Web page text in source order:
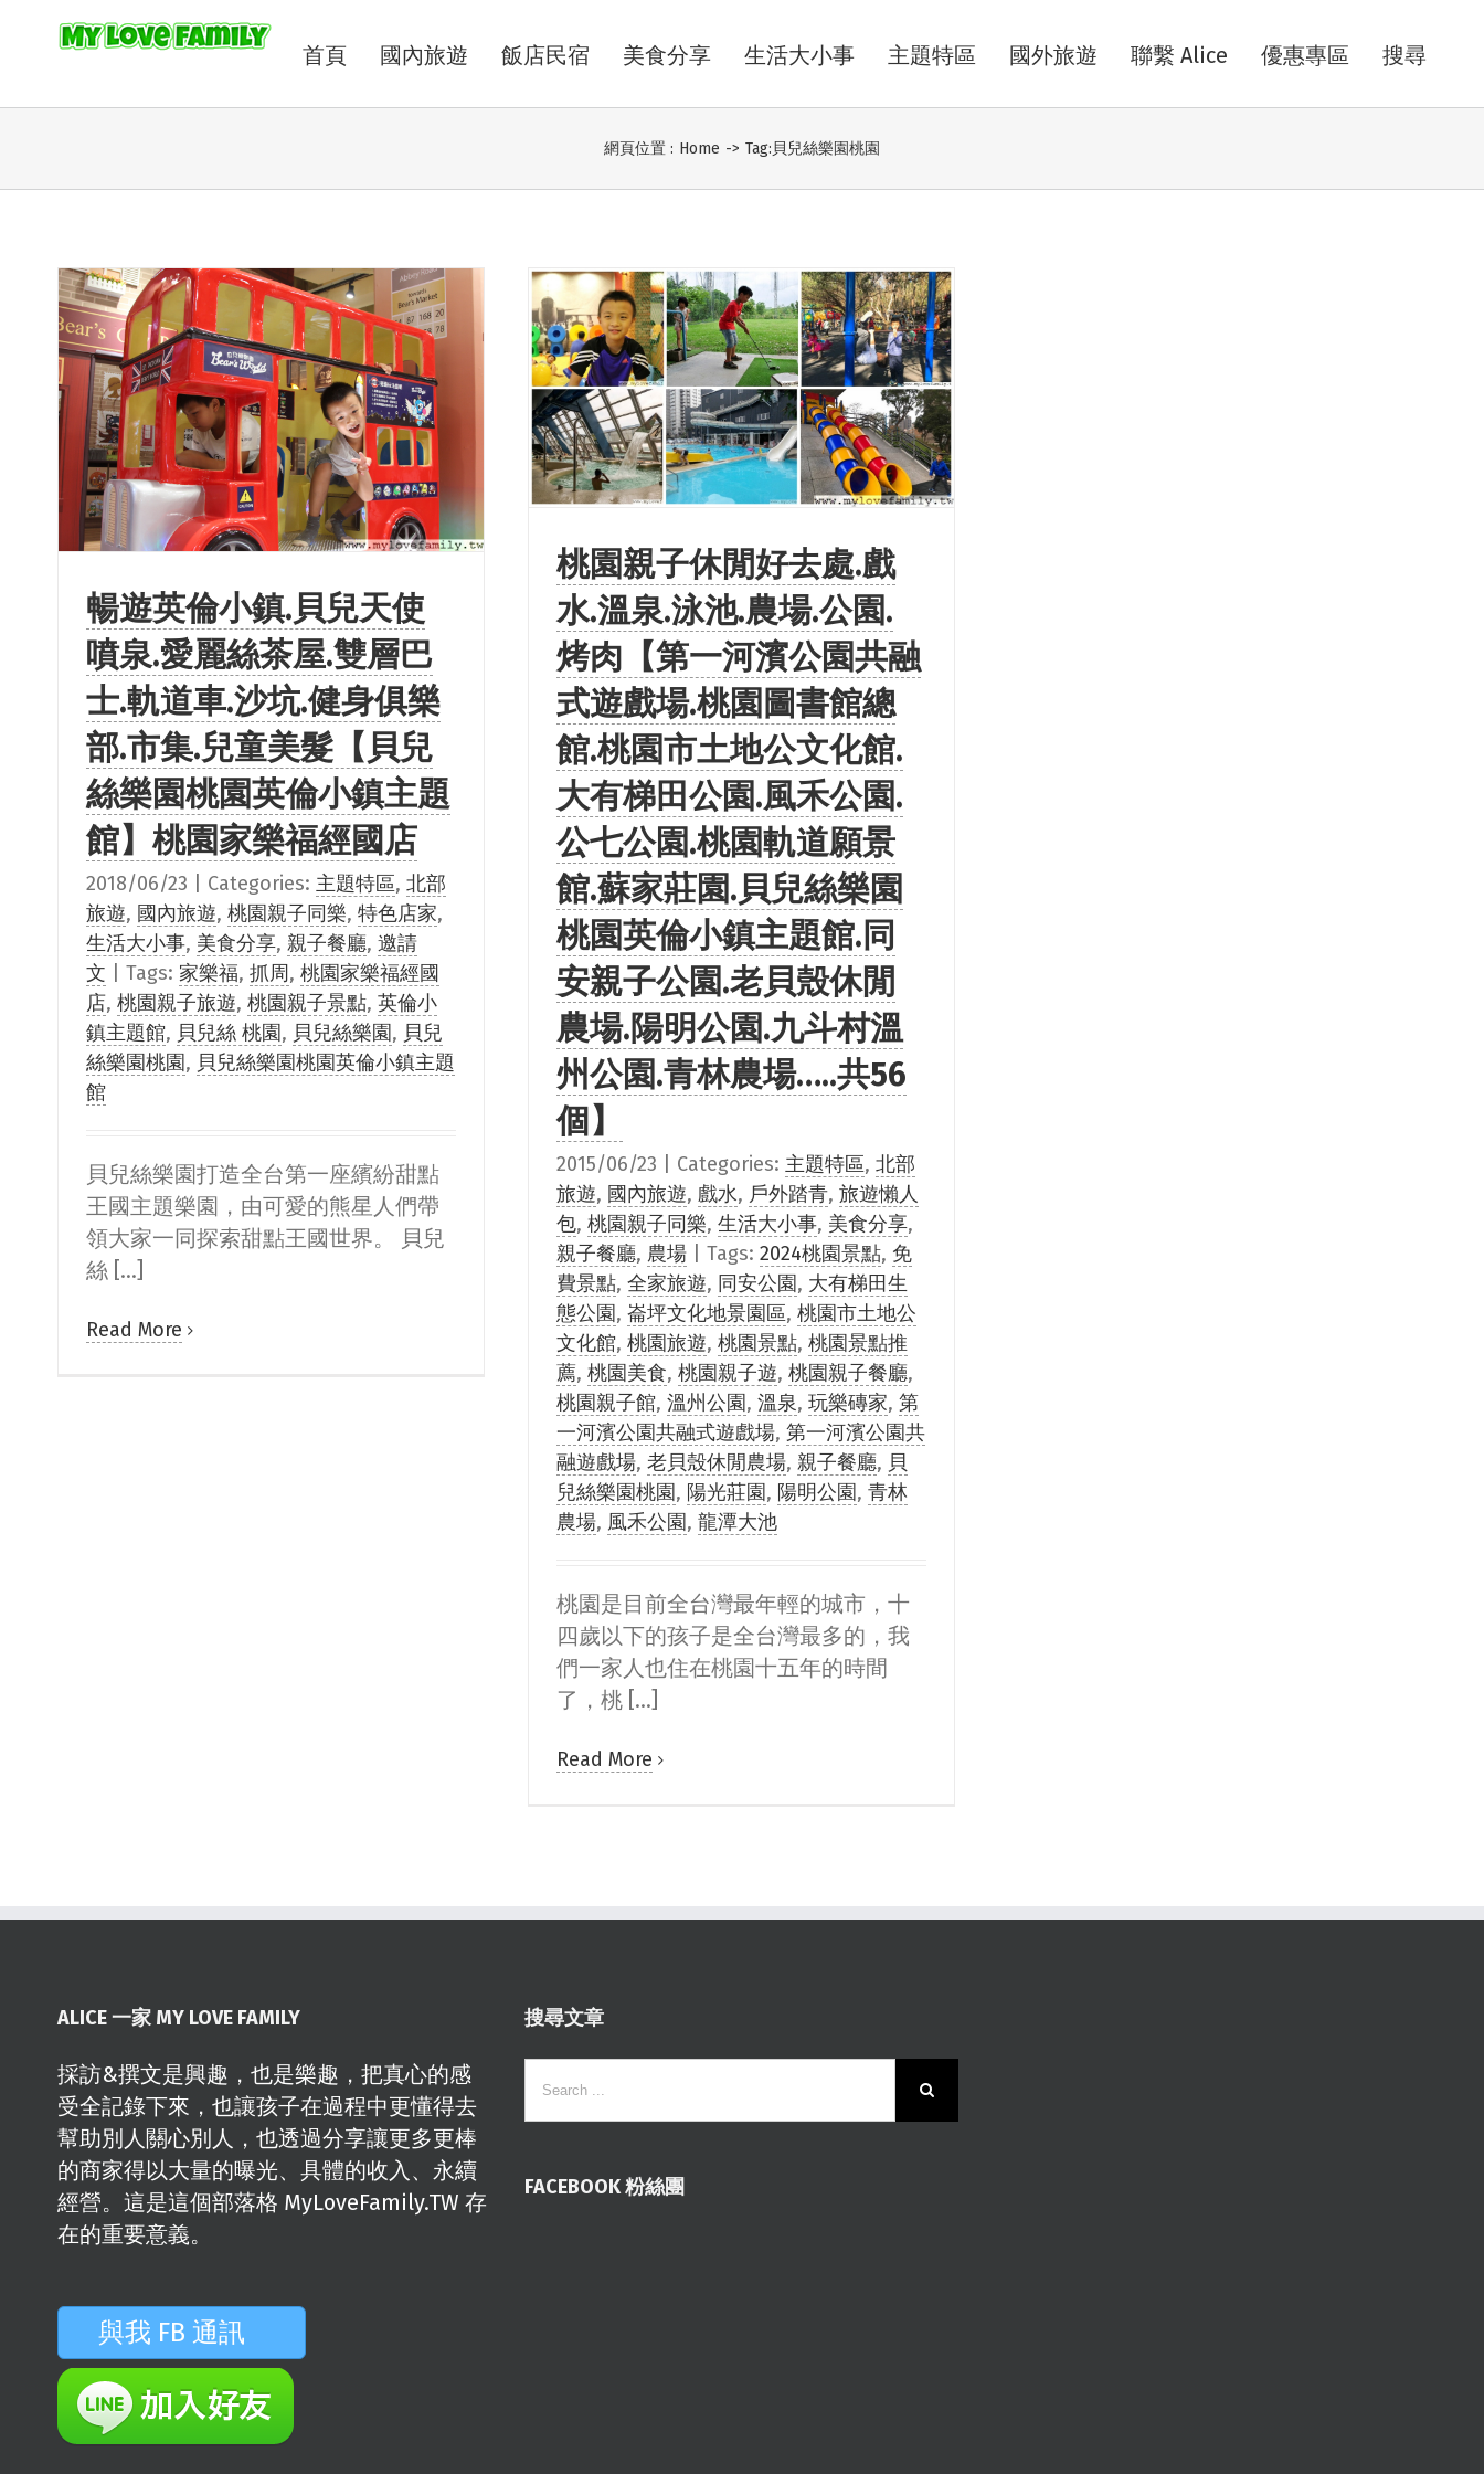
首頁 國內旅遊 飯店民宿 美食分享 生活大小事 主題特區 國外旅遊 聯繫 Alice 優惠專區 搜尋
網頁位置 : Home -> Tag:貝兒絲樂園桃園
暢遊英倫小鎮.貝兒天使
噴泉.愛麗絲茶屋.雙層巴
士.軌道車.沙坑.健身俱樂
部.市集.兒童美髮【貝兒
絲樂園桃園英倫小鎮主題
館】桃園家樂福經國店
2018/06/23 Categories: 主題特區, 北部
旅遊, 國內旅遊, 桃園親子同樂, 特色店家,
生活大小事, 美食分享, 親子餐廳, 邀請
文
Tags: 家樂福, 抓周, 桃園家樂福經國
店, 桃園親子旅遊, 桃園親子景點, 英倫小
鎮主題館, 貝兒絲 桃園, 貝兒絲樂園, 貝兒
絲樂園桃園, 貝兒絲樂園桃園英倫小鎮主題
館
貝兒絲樂園打造全台第一座繽紛甜點
王國主題樂園，由可愛的熊星人們帶
領大家一同探索甜點王國世界。 貝兒
絲 [...]
Read More
桃園親子休閒好去處.戲
水.溫泉.泳池.農場.公園.
烤肉【第一河濱公園共融
式遊戲場.桃園圖書館總
館.桃園市土地公文化館.
大有梯田公園.風禾公園.
公七公園.桃園軌道願景
館.蘇家莊園.貝兒絲樂園
桃園英倫小鎮主題館.同
安親子公園.老貝殼休閒
農場.陽明公園.九斗村溫
州公園.青林農場…..共56
個】
2015/06/23 Categories: 主題特區, 北部
旅遊, 國內旅遊, 戲水, 戶外踏青, 旅遊懶人
包, 桃園親子同樂, 生活大小事, 美食分享,
親子餐廳, 農場 Tags: 2024桃園景點, 免
費景點, 全家旅遊, 同安公園, 大有梯田生
態公園, 崙坪文化地景園區, 桃園市土地公
文化館, 桃園旅遊, 桃園景點, 桃園景點推
薦, 桃園美食, 桃園親子遊, 桃園親子餐廳,
桃園親子館, 溫州公園, 溫泉, 玩樂磚家, 第
一河濱公園共融式遊戲場, 第一河濱公園共
融遊戲場, 老貝殼休閒農場, 親子餐廳, 貝
兒絲樂園桃園, 陽光莊園, 陽明公園, 青林
農場, 風禾公園, 龍潭大池
桃園是目前全台灣最年輕的城市，十
四歲以下的孩子是全台灣最多的，我
們一家人也住在桃園十五年的時間
了，桃 [...]
Read More
ALICE 一家 MY LOVE FAMILY
採訪&撰文是興趣，也是樂趣，把真心的感
受全記錄下來，也讓孩子在過程中更懂得去
幫助別人關心別人，也透過分享讓更多更棒
的商家得以大量的曝光、具體的收入、永續
經營。這是這個部落格 MyLoveFamily.TW 存
在的重要意義。
與我 FB 通訊
搜尋文章
FACEBOOK 粉絲團